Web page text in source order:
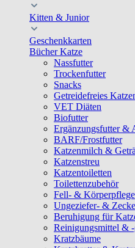
Kitten & Junior
Geschenkkarten
Bücher Katze
Nassfutter
Trockenfutter
Snacks
Getreidefreies
VET Diäten
Biofutter
Ergänzungsfutter &
BARF/Frostfutter
Katzenmilch &
Katzenstreu
Katzentoiletten
Toilettenzubehör
Fell- & Körperpflege
Ungeziefer- &
Beruhigung für
Reinigungsmittel & -
Kratzbäume